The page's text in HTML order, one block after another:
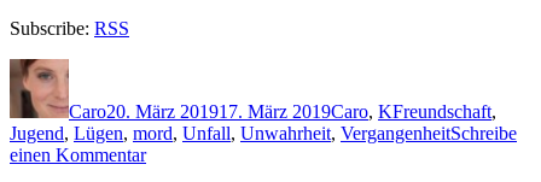
Subscribe: RSS
Autor
Caro20. März 201917. März 2019Caro, KFreundschaft,
Jugend, Lügen, mord, Unfall, Unwahrheit, VergangenheitSchreibe
einen Kommentarzu